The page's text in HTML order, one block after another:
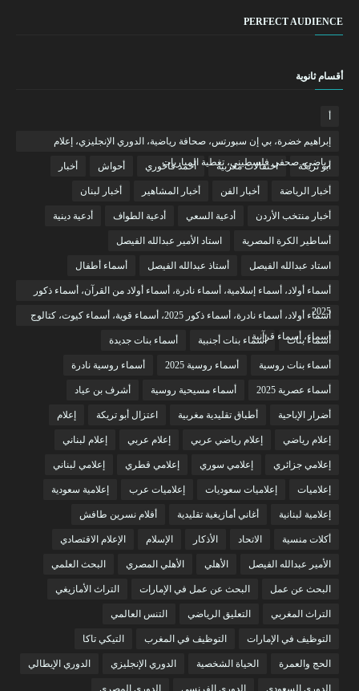
PERFECT AUDIENCE
أقسام ثانوية
إبراهيم خضرة، بي إن سبورتس، صحافة رياضية، الدوري الإنجليزي، إعلام
رياضي، صحفي فلسطيني، تغطية المباريات
أبو تريكة احتفالات مغربية أحمد فاخوري أحواش أخبار
أخبار الرياضة أخبار الفن أخبار المشاهير أخبار لبنان
أخبار منتخب الأردن أدعية السعي أدعية الطواف أدعية دينية
أساطير الكرة المصرية استاد الأمير عبدالله الفيصل
استاد عبدالله الفيصل أستاذ عبدالله الفيصل أسماء أطفال
أسماء أولاد، أسماء إسلامية، أسماء نادرة، أسماء أولاد من القرآن، أسماء ذكور
2025
أسماء أولاد، أسماء نادرة، أسماء ذكور 2025، أسماء قوية، أسماء كيوت، كتالوج
أسماء، أسماء قرآنية
أسماء بنات أسماء بنات أجنبية أسماء بنات جديدة
أسماء بنات روسية أسماء روسية 2025 أسماء روسية نادرة
أسماء عصرية 2025 أسماء مسيحية روسية أشرف بن عياد
أضرار الإباحية أطباق تقليدية مغربية اعتزال أبو تريكة إعلام
إعلام رياضي إعلام رياضي عربي إعلام عربي إعلام لبناني
إعلامي جزائري إعلامي سوري إعلامي قطري إعلامي لبناني
إعلاميات إعلاميات سعوديات إعلاميات عرب إعلامية سعودية
إعلامية لبنانية أغاني أمازيغية تقليدية أفلام نسرين طافش
أكلات منسية الاتحاد الأذكار الإسلام الإعلام الاقتصادي
الأمير عبدالله الفيصل الأهلي الأهلي المصري البحث العلمي
البحث عن عمل البحث عن عمل في الإمارات التراث الأمازيغي
التراث المغربي التعليق الرياضي التنس العالمي
التوظيف في الإمارات التوظيف في المغرب التيكي تاكا
الحج والعمرة الحياة الشخصية الدوري الإنجليزي الدوري الإيطالي
الدوري السعودي الدوري الفرنسي الدوري المصري